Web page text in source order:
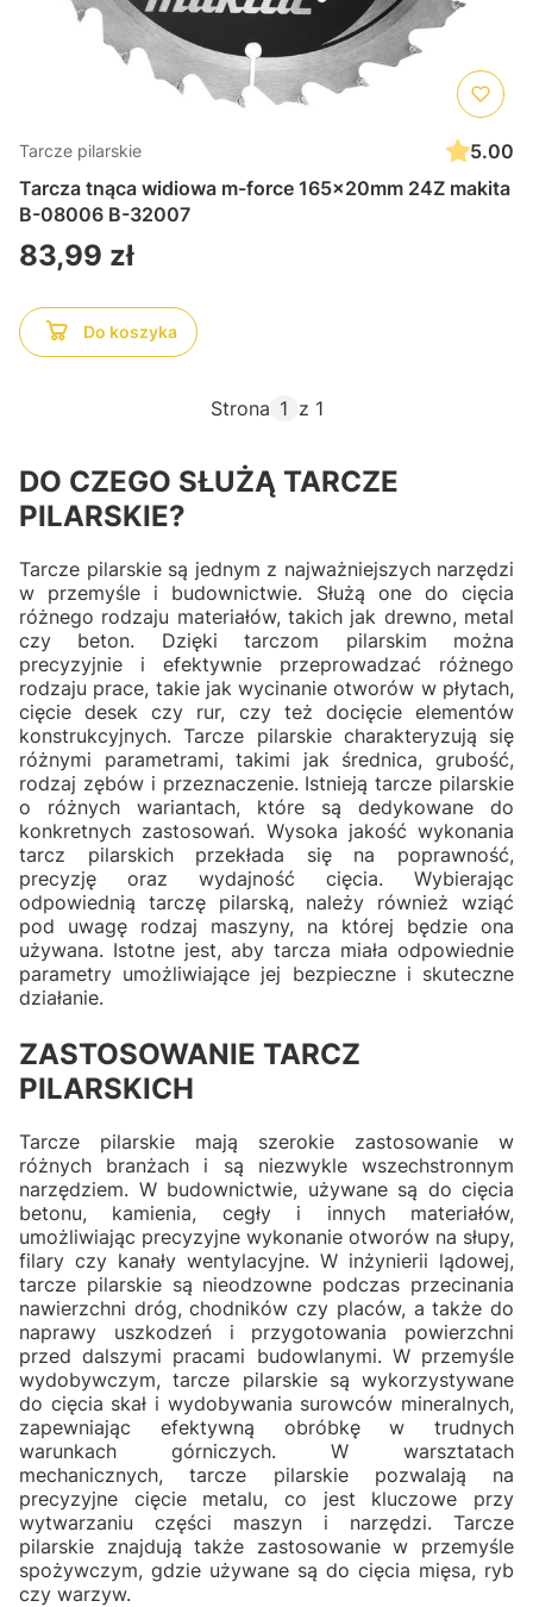
Tarcze pilarskie
5.00
Tarcza tnąca widiowa m-force 165x20mm 24Z makita
B-08006 B-32007
Cena
83,99 zł
Do koszyka
Strona z 1
DO CZEGO SŁUŻĄ TARCZE
PILARSKIE?
Tarcze pilarskie są jednym z najważniejszych narzędzi
w przemyśle i budownictwie. Służą one do cięcia
różnego rodzaju materiałów, takich jak drewno, metal
czy beton. Dzięki tarczom pilarskim można
precyzyjnie i efektywnie przeprowadzać różnego
rodzaju prace, takie jak wycinanie otworów w płytach,
cięcie desek czy rur, czy też docięcie elementów
konstrukcyjnych. Tarcze pilarskie charakteryzują się
różnymi parametrami, takimi jak średnica, grubość,
rodzaj zębów i przeznaczenie. Istnieją tarcze pilarskie
o różnych wariantach, które są dedykowane do
konkretnych zastosowań. Wysoka jakość wykonania
tarcz pilarskich przekłada się na poprawność,
precyzję oraz wydajność cięcia. Wybierając
odpowiednią tarczę pilarską, należy również wziąć
pod uwagę rodzaj maszyny, na której będzie ona
używana. Istotne jest, aby tarcza miała odpowiednie
parametry umożliwiające jej bezpieczne i skuteczne
działanie.
ZASTOSOWANIE TARCZ
PILARSKICH
Tarcze pilarskie mają szerokie zastosowanie w
różnych branżach i są niezwykle wszechstronnym
narzędziem. W budownictwie, używane są do cięcia
betonu, kamienia, cegły i innych materiałów,
umożliwiając precyzyjne wykonanie otworów na słupy,
filary czy kanały wentylacyjne. W inżynierii lądowej,
tarcze pilarskie są nieodzowne podczas przecinania
nawierzchni dróg, chodników czy placów, a także do
naprawy uszkodzeń i przygotowania powierzchni
przed dalszymi pracami budowlanymi. W przemyśle
wydobywczym, tarcze pilarskie są wykorzystywane
do cięcia skał i wydobywania surowców mineralnych,
zapewniając efektywną obróbkę w trudnych
warunkach górniczych. W warsztatach
mechanicznych, tarcze pilarskie pozwalają na
precyzyjne cięcie metalu, co jest kluczowe przy
wytwarzaniu części maszyn i narzędzi. Tarcze
pilarskie znajdują także zastosowanie w przemyśle
spożywczym, gdzie używane są do cięcia mięsa, ryb
czy warzyw.